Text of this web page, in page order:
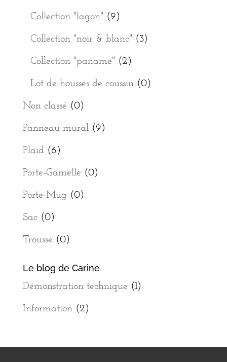
Collection "lagon" (9)
Collection "noir & blanc" (3)
Collection "paname" (2)
Lot de housses de coussin (0)
Non classé (0)
Panneau mural (9)
Plaid (6)
Porte-Gamelle (0)
Porte-Mug (0)
Sac (0)
Trousse (0)
Le blog de Carine
Démonstration technique (1)
Information(2)